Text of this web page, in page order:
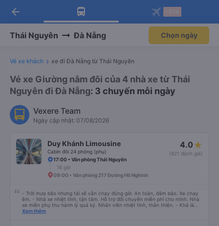
Tải app Vexere ngay!
Nhận ưu đãi thành viên độc
Mở app
Tải app Vexere
-30k/ghế khi đặt vé máy bay qua
Mở app
arrow_back
Thái Nguyên Đà Nẵng Chọn ngày
Vé xe khách xe đi Đà Nẵng từ Thái Nguyên
Vé xe Giường nằm đôi của 4 nhà xe từ Thái
Nguyên đi Đà Nẵng: 3 chuyến mỗi ngày
Vexere Team
Ngày cập nhật: 07/08/2026
Duy Khánh Limousine
Cabin đôi 24 phòng (phụ)
4.0
(821 đánh giá)
17:00 • Văn phòng Thái Nguyên
16 giờ
09:00 • Văn phòng 217 Đường Hồ Nghinh
- Trời mưa bão nhưng tài xế vẫn chạy đúng giờ. An toàn, đảm bảo. Xe chạy
êm. - Nhà xe nhiệt tình, tận tâm. Hỗ trợ đổi chuyến miễn phí cho mình. Nhà
xe miễn phụ thu hành lý quá ký. Nhân viên nhiệt tình, thân thiện. - Khá là
thích tài xế. Lái xe an toàn. Chu đáo, thân thiện, nhiệt tình. - Xe ngồi thoải
Xem thêm